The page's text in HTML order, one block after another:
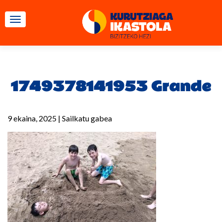
TOGGLE NAVIGATION
1749378141953 Grande
9 ekaina, 2025 | Sailkatu gabea